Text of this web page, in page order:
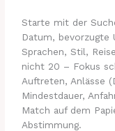
Starte mit der
Datum, bevorzugte
Sprachen, Stil,
nicht 20 – Fokus
Auftreten, Anlässe
Mindestdauer,
Match auf dem
Abstimmung.